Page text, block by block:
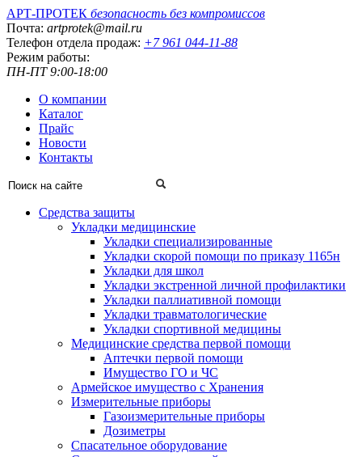
АРТ-ПРОТЕК безопасность без компромиссов
Почта: artprotek@mail.ru
Телефон отдела продаж: +7 961 044-11-88
Режим работы:
ПН-ПТ 9:00-18:00
О компании
Каталог
Прайс
Новости
Контакты
Средства защиты
Укладки медицинские
Укладки специализированные
Укладки скорой помощи по приказу 1165н
Укладки для школ
Укладки экстренной личной профилактики
Укладки паллиативной помощи
Укладки травматологические
Укладки спортивной медицины
Медицинские средства первой помощи
Аптечки первой помощи
Имущество ГО и ЧС
Армейское имущество с Хранения
Измерительные приборы
Газоизмерительные приборы
Дозиметры
Спасательное оборудование